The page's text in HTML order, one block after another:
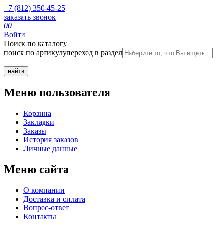
+7 (812) 350-45-25
заказать звонок
00
Войти
Поиск по каталогу
поиск по артикулупереход в раздел
Меню пользователя
Корзина
Закладки
Заказы
История заказов
Личные данные
Меню сайта
О компании
Доставка и оплата
Вопрос-ответ
Контакты